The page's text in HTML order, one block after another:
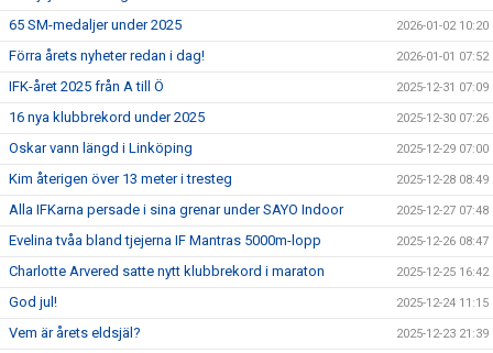
65 SM-medaljer under 2025 2026-01-02 10:20
Förra årets nyheter redan i dag! 2026-01-01 07:52
IFK-året 2025 från A till Ö 2025-12-31 07:09
16 nya klubbrekord under 2025 2025-12-30 07:26
Oskar vann längd i Linköping 2025-12-29 07:00
Kim återigen över 13 meter i tresteg 2025-12-28 08:49
Alla IFKarna persade i sina grenar under SAYO Indoor 2025-12-27 07:48
Evelina tvåa bland tjejerna IF Mantras 5000m-lopp 2025-12-26 08:47
Charlotte Arvered satte nytt klubbrekord i maraton 2025-12-25 16:42
God jul! 2025-12-24 11:15
Vem är årets eldsjäl? 2025-12-23 21:39